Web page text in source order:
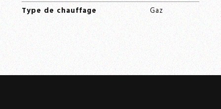
Type de chauffage
Gaz